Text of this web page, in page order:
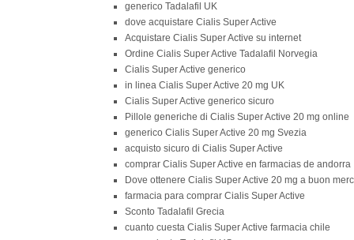
generico Tadalafil UK
dove acquistare Cialis Super Active
Acquistare Cialis Super Active su internet
Ordine Cialis Super Active Tadalafil Norvegia
Cialis Super Active generico
in linea Cialis Super Active 20 mg UK
Cialis Super Active generico sicuro
Pillole generiche di Cialis Super Active 20 mg online
generico Cialis Super Active 20 mg Svezia
acquisto sicuro di Cialis Super Active
comprar Cialis Super Active en farmacias de andorra
Dove ottenere Cialis Super Active 20 mg a buon
farmacia para comprar Cialis Super Active
Sconto Tadalafil Grecia
cuanto cuesta Cialis Super Active farmacia chile